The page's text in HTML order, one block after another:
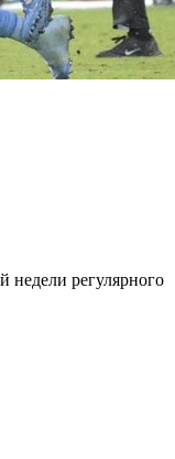
регулярного